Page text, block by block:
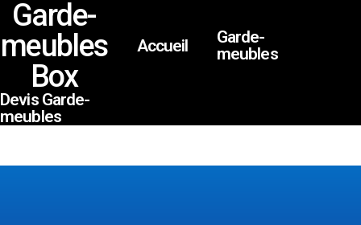
Garde-
meubles
Box
Accueil
Garde-
meubles
Devis Garde-
meubles